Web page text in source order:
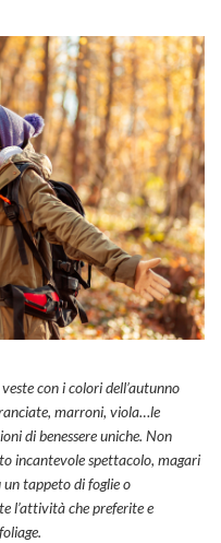
con i colori dell’autunno
marroni, viola…le
di benessere uniche. Non
incantevole spettacolo, magari
tappeto di foglie o
l’attività che preferite e
foliage.